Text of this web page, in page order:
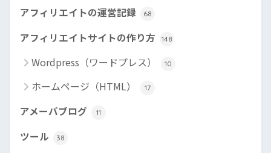
アフィリエイトの運営記録 68
アフィリエイトサイトの作り方 148
Wordpress（ワードプレス） 10
ホームページ（HTML） 17
アメーバブログ 11
ツール 38